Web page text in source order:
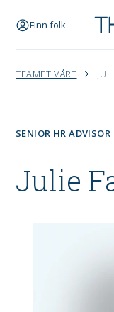
Finn folk
TEAMET VÅRT
Julie
SENIOR HR ADVISOR